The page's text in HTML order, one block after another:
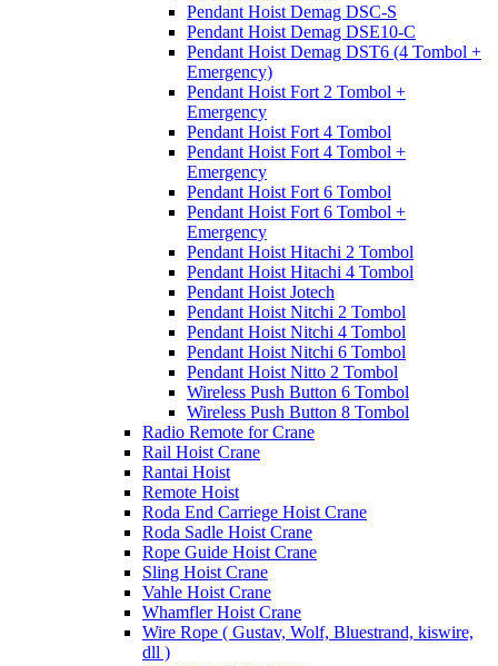
Pendant Hoist Demag DSC-S
Pendant Hoist Demag DSE10-C
Pendant Hoist Demag DST6 (4 Tombol +
Emergency)
Pendant Hoist Fort 2 Tombol +
Emergency
Pendant Hoist Fort 4 Tombol
Pendant Hoist Fort 4 Tombol +
Emergency
Pendant Hoist Fort 6 Tombol
Pendant Hoist Fort 6 Tombol +
Emergency
Pendant Hoist Hitachi 2 Tombol
Pendant Hoist Hitachi 4 Tombol
Pendant Hoist Jotech
Pendant Hoist Nitchi 2 Tombol
Pendant Hoist Nitchi 4 Tombol
Pendant Hoist Nitchi 6 Tombol
Pendant Hoist Nitto 2 Tombol
Wireless Push Button 6 Tombol
Wireless Push Button 8 Tombol
Radio Remote for Crane
Rail Hoist Crane
Rantai Hoist
Remote Hoist
Roda End Carriege Hoist Crane
Roda Sadle Hoist Crane
Rope Guide Hoist Crane
Sling Hoist Crane
Vahle Hoist Crane
Whamfler Hoist Crane
Wire Rope ( Gustav, Wolf, Bluestrand, kiswire,
dll )